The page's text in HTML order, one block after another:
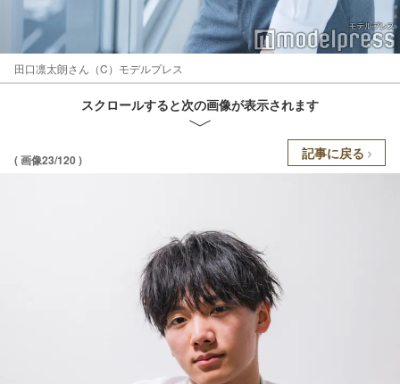
田口凛太朗さん（C）モデルプレス
スクロールすると次の画像が表示されます
( 画像23/120 ) 記事に戻る